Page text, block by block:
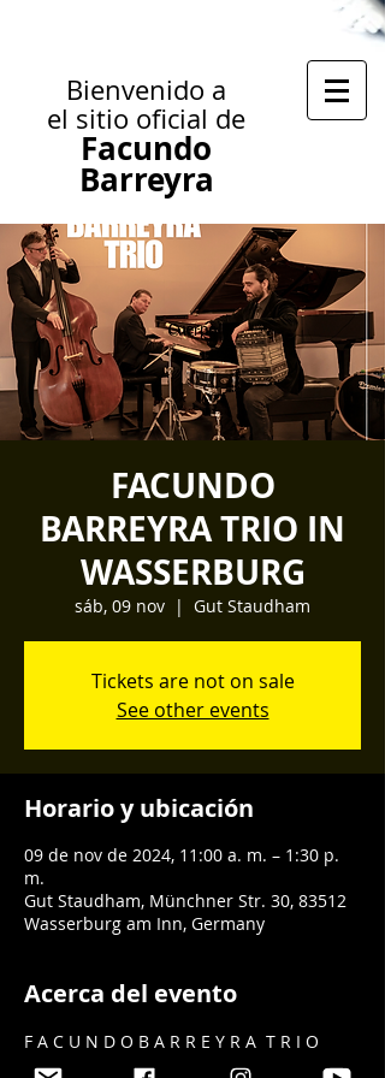
Bienvenido a
el sitio oficial de
Facundo
Barreyra
FACUNDO
BARREYRA TRIO IN
WASSERBURG
sáb, 09 nov
  |
Gut Staudham
Tickets are not on sale
See other events
Horario y ubicación
09 de nov de 2024, 11:00 a. m. – 1:30 p.
m.
Gut Staudham, Münchner Str. 30, 83512
Wasserburg am Inn, Germany
Acerca del evento
F A C U N D O B A R R E Y R A  T R I O
Jazz – Tango - Improvisation